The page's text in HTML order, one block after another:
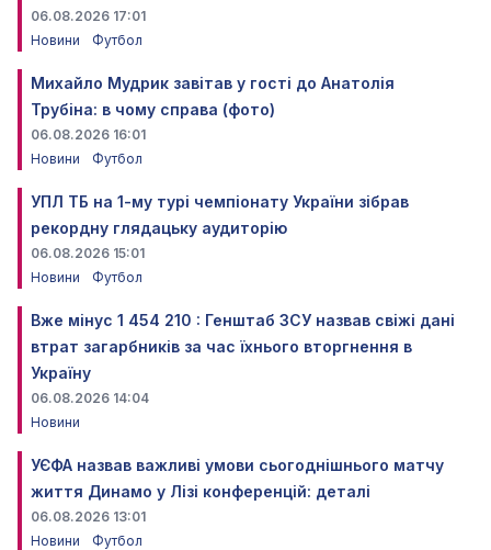
06.08.2026 17:01
Новини
Футбол
Михайло Мудрик завітав у гості до Анатолія
Трубіна: в чому справа (фото)
06.08.2026 16:01
Новини
Футбол
УПЛ ТБ на 1-му турі чемпіонату України зібрав
рекордну глядацьку аудиторію
06.08.2026 15:01
Новини
Футбол
Вже мінус 1 454 210 : Генштаб ЗСУ назвав свіжі дані
втрат загарбників за час їхнього вторгнення в
Україну
06.08.2026 14:04
Новини
УЄФА назвав важливі умови сьогоднішнього матчу
життя Динамо у Лізі конференцій: деталі
06.08.2026 13:01
Новини
Футбол